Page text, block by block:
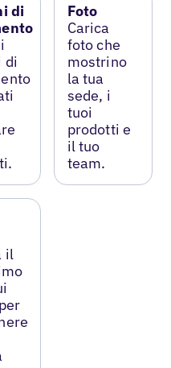
di
di
Foto
Carica
foto che
mostrino
la tua
sede, i
tuoi
prodotti e
il tuo
team.
il